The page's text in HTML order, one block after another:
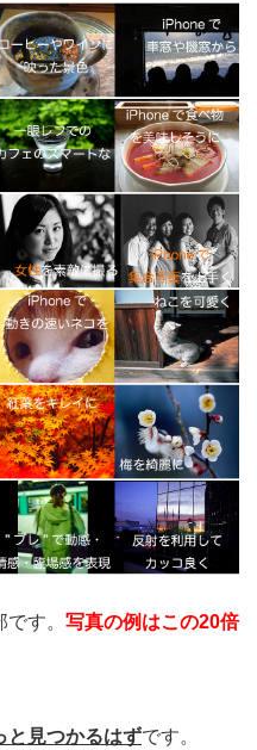
す。 写真の例はこの20倍
と見つかるはずです。